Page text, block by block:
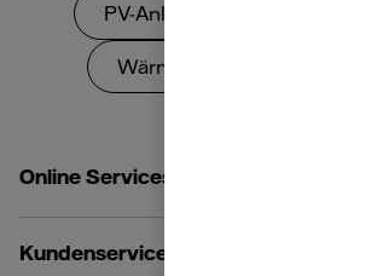
PV-Anlagen
Wärmepumpen
Online Services
Kundenservice